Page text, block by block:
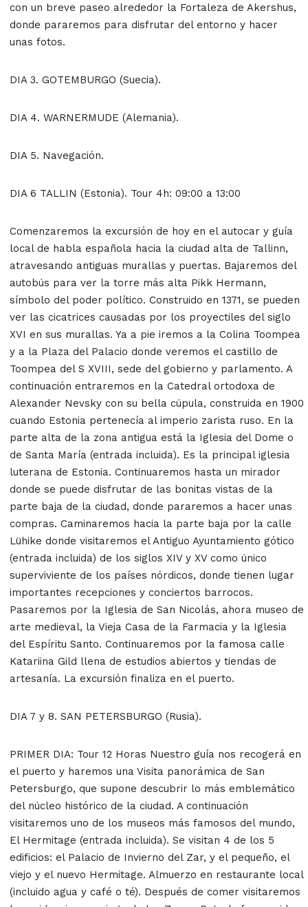
con un breve paseo alrededor la Fortaleza de Akershus,
donde pararemos para disfrutar del entorno y hacer
unas fotos.
DIA 3. GOTEMBURGO (Suecia).
DIA 4. WARNERMUDE (Alemania).
DIA 5. Navegación.
DIA 6 TALLIN (Estonia). Tour 4h: 09:00 a 13:00
Comenzaremos la excursión de hoy en el autocar y guía
local de habla española hacia la ciudad alta de Tallinn,
atravesando antiguas murallas y puertas. Bajaremos del
autobús para ver la torre más alta Pikk Hermann,
símbolo del poder político. Construido en 1371, se pueden
ver las cicatrices causadas por los proyectiles del siglo
XVI en sus murallas. Ya a pie iremos a la Colina Toompea
y a la Plaza del Palacio donde veremos el castillo de
Toompea del S XVIII, sede del gobierno y parlamento. A
continuación entraremos en la Catedral ortodoxa de
Alexander Nevsky con su bella cúpula, construida en 1900
cuando Estonia pertenecía al imperio zarista ruso. En la
parte alta de la zona antigua está la Iglesia del Dome o
de Santa María (entrada incluida). Es la principal iglesia
luterana de Estonia. Continuaremos hasta un mirador
donde se puede disfrutar de las bonitas vistas de la
parte baja de la ciudad, donde pararemos a hacer unas
compras. Caminaremos hacia la parte baja por la calle
Lühike donde visitaremos el Antiguo Ayuntamiento gótico
(entrada incluida) de los siglos XIV y XV como único
superviviente de los países nórdicos, donde tienen lugar
importantes recepciones y conciertos barrocos.
Pasaremos por la Iglesia de San Nicolás, ahora museo de
arte medieval, la Vieja Casa de la Farmacia y la Iglesia
del Espíritu Santo. Continuaremos por la famosa calle
Katariina Gild llena de estudios abiertos y tiendas de
artesanía. La excursión finaliza en el puerto.
DIA 7 y 8. SAN PETERSBURGO (Rusia).
PRIMER DIA: Tour 12 Horas Nuestro guía nos recogerá en
el puerto y haremos una Visita panorámica de San
Petersburgo, que supone descubrir lo más emblemático
del núcleo histórico de la ciudad. A continuación
visitaremos uno de los museos más famosos del mundo,
El Hermitage (entrada incluida). Se visitan 4 de los 5
edificios: el Palacio de Invierno del Zar, y el pequeño, el
viejo y el nuevo Hermitage. Almuerzo en restaurante local
(incluido agua y café o té). Después de comer visitaremos